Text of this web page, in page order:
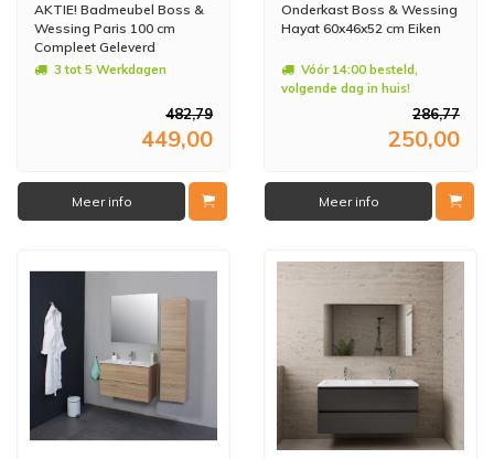
AKTIE! Badmeubel Boss &
Wessing Paris 100 cm
Compleet Geleverd
Hoogglans Antraciet (1 of 2
3 tot 5 Werkdagen
482,79
449,00
Meer info
Onderkast Boss & Wessing
Hayat 60x46x52 cm Eiken
Vóór 14:00 besteld,
volgende dag in huis!
286,77
250,00
Meer info